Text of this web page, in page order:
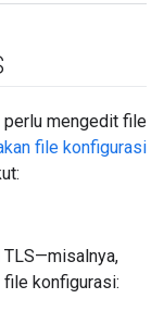
perlu mengedit file
file konfigurasi
konfigurasi: